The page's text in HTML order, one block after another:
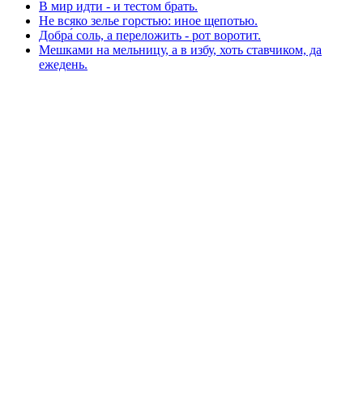
В мир идти - и тестом брать.
Не всяко зелье горстью: иное щепотью.
Добра́ соль, а переложить - рот воротит.
Мешками на мельницу, а в избу, хоть ставчиком, да
ежедень.